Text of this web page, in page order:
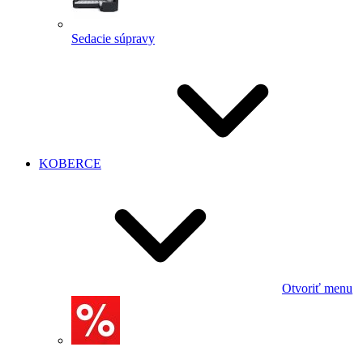
Sedacie súpravy
KOBERCE
Otvoriť menu